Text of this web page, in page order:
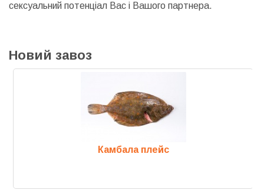
сексуальний потенціал Вас і Вашого партнера.
Новий завоз
Камбала плейс